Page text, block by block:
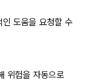
도움을 요청할 수
위험을 자동으로